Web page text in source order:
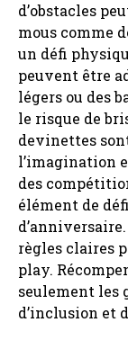
d’obstacles
mous comme
un défi
peuvent être
légers ou des
le risque de
devinettes
l’imagination
des
élément de
règles claires
play.
seulement les
d’inclusion et